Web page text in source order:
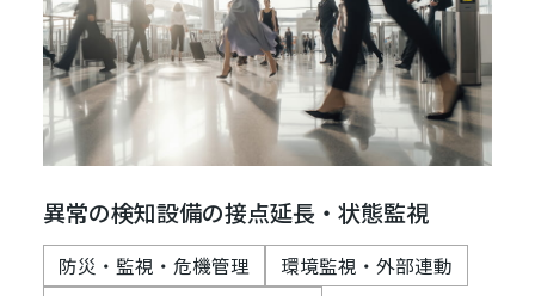
異常の検知設備の接点延長・状態監視
防災・監視・危機管理
環境監視・外部連動